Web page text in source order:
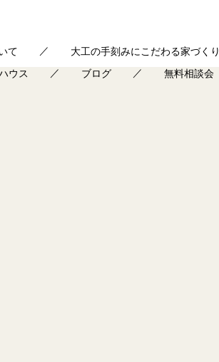
て 大工の手刻みにこだわる家づくり
ウス ブログ 無料相談会